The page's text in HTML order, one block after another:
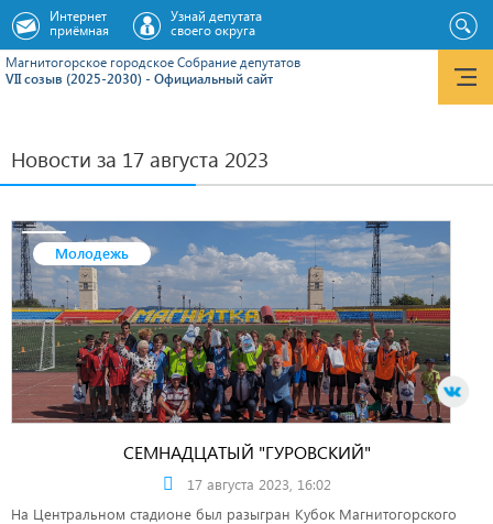
Магнитогорское городское Cобрание депутатов
VII созыв (2025-2030) - Официальный сайт
Интернет
приёмная
Узнай депутата
своего округа
Новости за 17 августа 2023
Молодежь
СЕМНАДЦАТЫЙ "ГУРОВСКИЙ"
17 августа 2023, 16:02
На Центральном стадионе был разыгран Кубок Магнитогорского